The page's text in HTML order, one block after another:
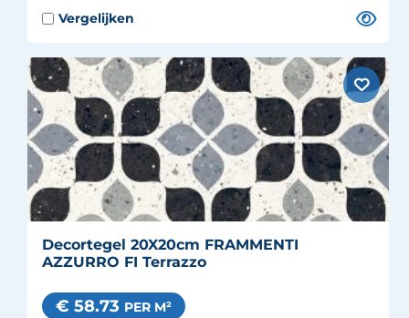
Decortegel 20X20cm FRAMMENTI
AZZURRO FI Terrazzo
€ 58.73 PER M²